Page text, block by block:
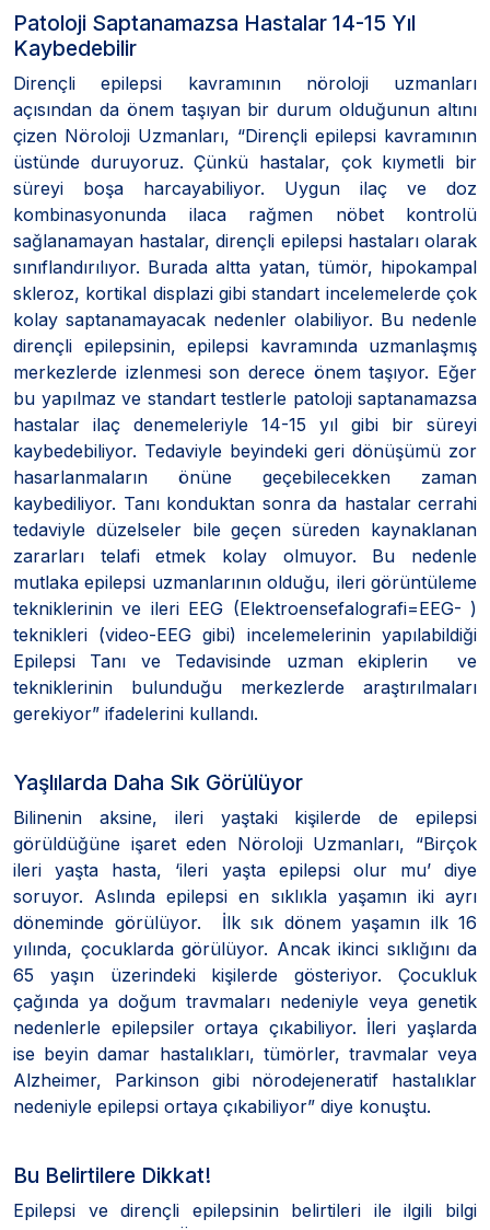
Patoloji Saptanamazsa Hastalar 14-15 Yıl
Kaybedebilir
Dirençli epilepsi kavramının nöroloji uzmanları
açısından da önem taşıyan bir durum olduğunun altını
çizen Nöroloji Uzmanları, “Dirençli epilepsi kavramının
üstünde duruyoruz. Çünkü hastalar, çok kıymetli bir
süreyi boşa harcayabiliyor. Uygun ilaç ve doz
kombinasyonunda ilaca rağmen nöbet kontrolü
sağlanamayan hastalar, dirençli epilepsi hastaları olarak
sınıflandırılıyor. Burada altta yatan, tümör, hipokampal
skleroz, kortikal displazi gibi standart incelemelerde çok
kolay saptanamayacak nedenler olabiliyor. Bu nedenle
dirençli epilepsinin, epilepsi kavramında uzmanlaşmış
merkezlerde izlenmesi son derece önem taşıyor. Eğer
bu yapılmaz ve standart testlerle patoloji saptanamazsa
hastalar ilaç denemeleriyle 14-15 yıl gibi bir süreyi
kaybedebiliyor. Tedaviyle beyindeki geri dönüşümü zor
hasarlanmaların önüne geçebilecekken zaman
kaybediliyor. Tanı konduktan sonra da hastalar cerrahi
tedaviyle düzelseler bile geçen süreden kaynaklanan
zararları telafi etmek kolay olmuyor. Bu nedenle
mutlaka epilepsi uzmanlarının olduğu, ileri görüntüleme
tekniklerinin ve ileri EEG (Elektroensefalografi=EEG- )
teknikleri (video-EEG gibi) incelemelerinin yapılabildiği
Epilepsi Tanı ve Tedavisinde uzman ekiplerin ve
tekniklerinin bulunduğu merkezlerde araştırılmaları
gerekiyor” ifadelerini kullandı.
Yaşlılarda Daha Sık Görülüyor
Bilinenin aksine, ileri yaştaki kişilerde de epilepsi
görüldüğüne işaret eden Nöroloji Uzmanları, “Birçok
ileri yaşta hasta, ‘ileri yaşta epilepsi olur mu’ diye
soruyor. Aslında epilepsi en sıklıkla yaşamın iki ayrı
döneminde görülüyor. İlk sık dönem yaşamın ilk 16
yılında, çocuklarda görülüyor. Ancak ikinci sıklığını da
65 yaşın üzerindeki kişilerde gösteriyor. Çocukluk
çağında ya doğum travmaları nedeniyle veya genetik
nedenlerle epilepsiler ortaya çıkabiliyor. İleri yaşlarda
ise beyin damar hastalıkları, tümörler, travmalar veya
Alzheimer, Parkinson gibi nörodejeneratif hastalıklar
nedeniyle epilepsi ortaya çıkabiliyor” diye konuştu.
Bu Belirtilere Dikkat!
Epilepsi ve dirençli epilepsinin belirtileri ile ilgili bilgi